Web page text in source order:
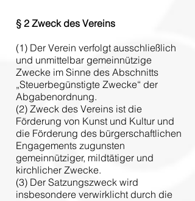
§ 2 Zweck des Vereins
(1) Der Verein verfolgt ausschließlich
und unmittelbar gemeinnützige
Zwecke im Sinne des Abschnitts
„Steuerbegünstigte Zwecke“ der
Abgabenordnung.
(2) Zweck des Vereins ist die
Förderung von Kunst und Kultur und
die Förderung des bürgerschaftlichen
Engagements zugunsten
gemeinnütziger, mildtätiger und
kirchlicher Zwecke.
(3) Der Satzungszweck wird
insbesondere verwirklicht durch die